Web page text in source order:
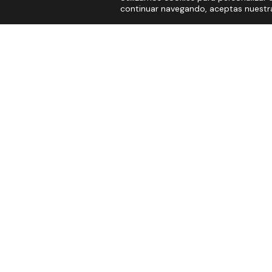
continuar navegando, aceptas